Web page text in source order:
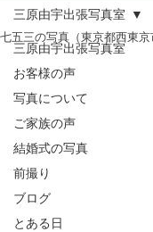
三原由宇出張写真室
お客様の声
写真について
ご家族の声
結婚式の写真
前撮り
ブログ
とある日
三原由宇出張写真室
七五三の写真（東京都西東京